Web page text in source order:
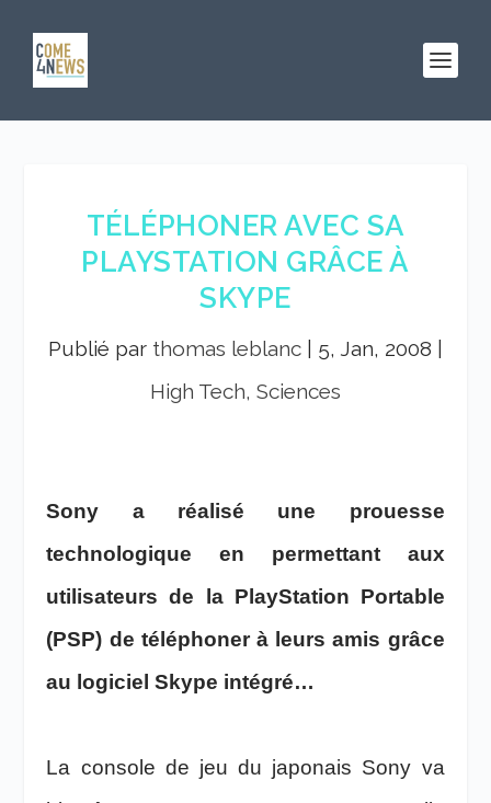
TÉLÉPHONER AVEC SA
PLAYSTATION GRÂCE À
SKYPE
Publié par thomas leblanc 5, Jan, 2008
High Tech, Sciences
Sony a réalisé une prouesse
technologique en permettant aux
utilisateurs de la PlayStation Portable
(PSP) de téléphoner à leurs amis grâce
au logiciel Skype intégré…
La console de jeu du japonais Sony va